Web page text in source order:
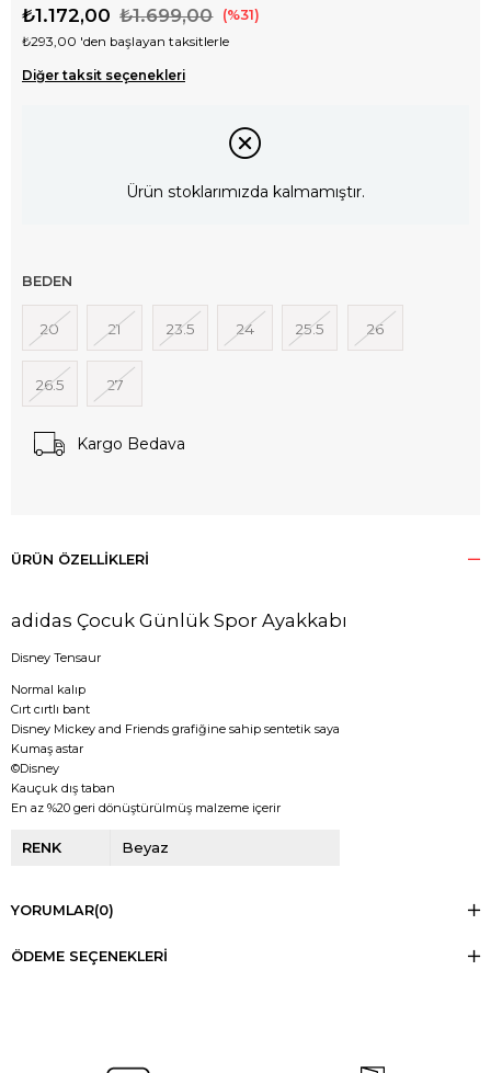
₺1.699,00
₺1.172,00 31
₺293,00 'den başlayan taksitlerle
Diğer taksit seçenekleri
Ürün stoklarımızda kalmamıştır.
BEDEN
20 21 23.5 24 25.5 26
26.5 27
Kargo Bedava
ÜRÜN ÖZELLIKLERI
adidas Çocuk Günlük Spor Ayakkabı
Disney Tensaur
Normal kalıp
Cırt cırtlı bant
Disney Mickey and Friends grafiğine sahip sentetik saya
Kumaş astar
©Disney
Kauçuk dış taban
En az %20 geri dönüştürülmüş malzeme içerir
RENK Beyaz
YORUMLAR(0)
ÖDEME SEÇENEKLERI